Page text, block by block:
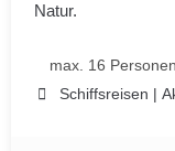
Natur.
max. 16 Personen
Schiffsreisen |